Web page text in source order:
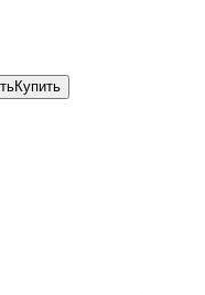
Купить